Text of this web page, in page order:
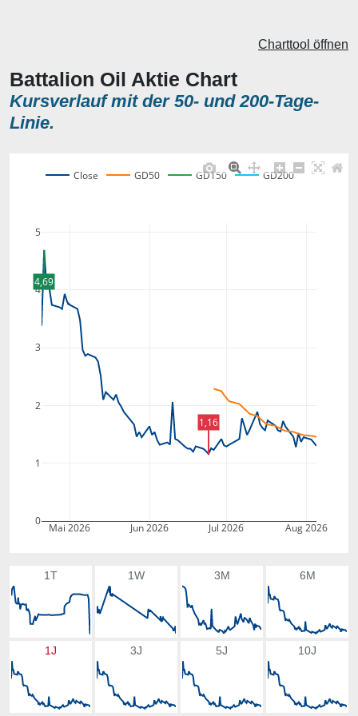
Battalion Oil Aktie Chart
Kursverlauf mit der 50- und 200-Tage-
Linie.
Charttool öffnen
Mai 2026 Jun 2026 Jul 2026 Aug 2026
0
1
2
3
4
5
Close GD50 GD150 GD200
4,69
1,16
1T 1W 3M 6M
1J 3J 5J 10J